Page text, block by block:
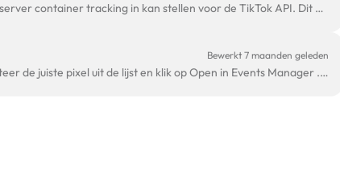
In dit artikel leggen we stap voor stap uit hoe je via de GTM server container tracking in kan stellen voor de TikTok API. Dit proces is vergelijkbaar...
Bewerkt 7 maanden geleden
Open je TikTok Ads Manager . Navigeer naar Assets . Selecteer de juiste pixel uit de lijst en klik op Open in Events Manager . Bovenin het overzich...